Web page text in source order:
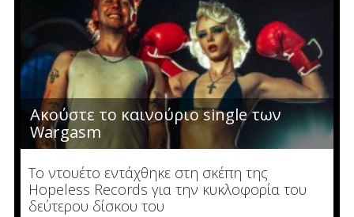
Ακούστε το καινούριο single των
Wargasm
To ντουέτο εντάχθηκε στη σκέπη της
Hopeless Records για την κυκλοφορία του
δεύτερου δίσκου του